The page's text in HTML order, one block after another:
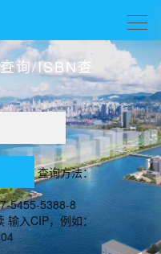
询/ISBN查
查询方法：
5455-5388-8
输入CIP，例如：